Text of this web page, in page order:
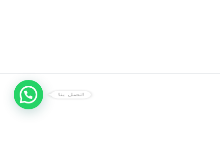
اتصل بنا